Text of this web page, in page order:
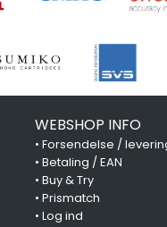
WEBSHOP INFO
• Forsendelse /
• Betaling / EAN
• Buy & Try
• Prismatch
• Log ind